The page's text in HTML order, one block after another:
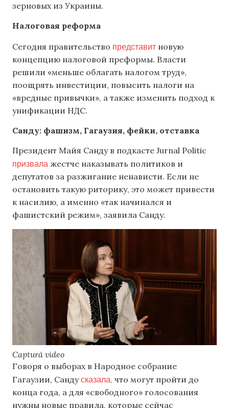
зерновых из Украины.
Налоговая реформа
Сегодня правительство представит новую
концепцию налоговой преформы. Власти
решили «меньше облагать налогом труд»,
поощрять инвестиции, повысить налоги на
«вредные привычки», а также изменить подход к
унификации НДС.
Санду: фашизм, Гагаузия, фейки, отставка
Президент Майя Санду в подкасте Jurnal Politic
призвала жестче наказывать политиков и
депутатов за разжигание ненависти. Если не
остановить такую риторику, это может привести
к насилию, а именно «так начинался и
фашистский режим», заявила Санду.
Captură video
Говоря о выборах в Народное собрание
Гагаузии, Сандусказала, что могут пройти до
конца года, а для «свободного» голосования
нужны новые правила, которые сейчас